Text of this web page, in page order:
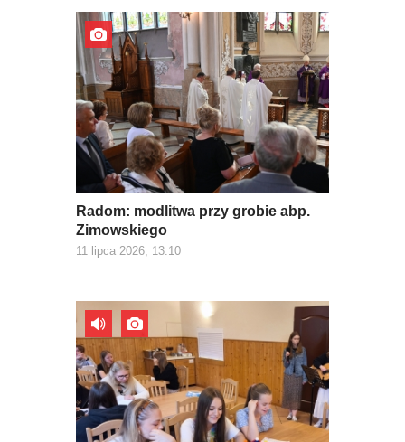
Radom: modlitwa przy grobie abp.
Zimowskiego
11 lipca 2026, 13:10